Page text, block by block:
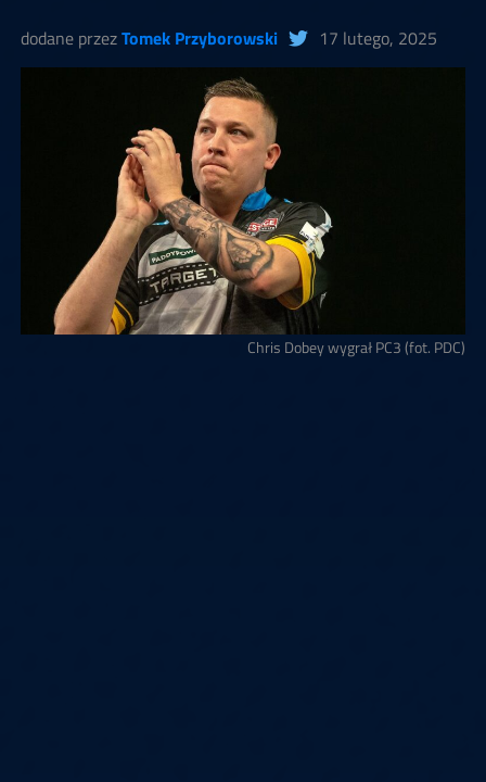
dodane przezTomek Przyborowski 17 lutego, 2025
Chris Dobey wygrał PC3 (fot. PDC)